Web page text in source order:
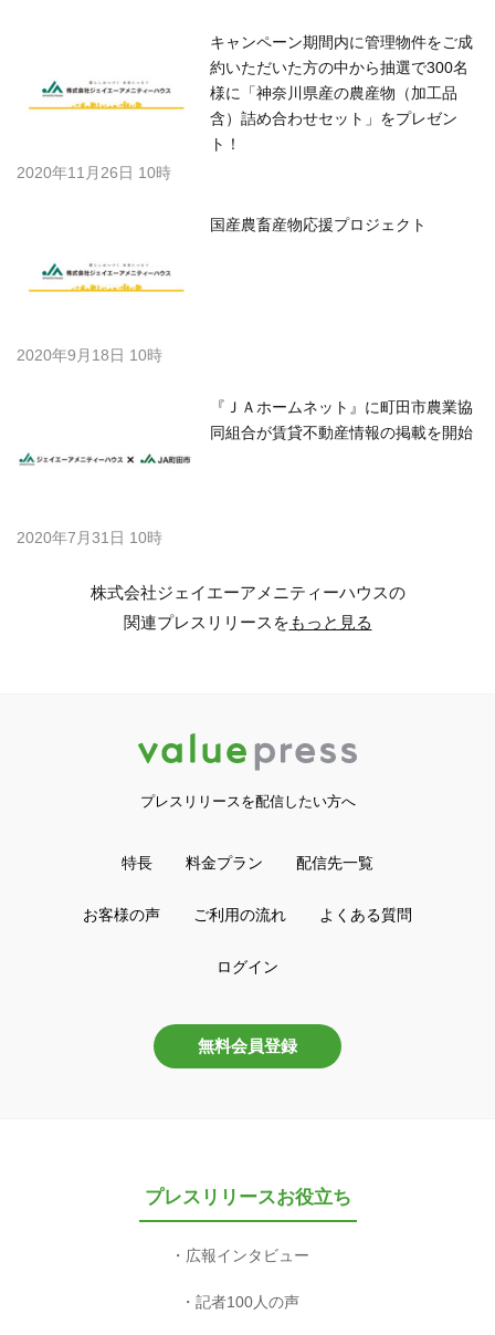
キャンペーン期間内に管理物件をご成
約いただいた方の中から抽選で300名
様に「神奈川県産の農産物（加工品
含）詰め合わせセット」をプレゼン
ト！
2020年11月26日 10時
国産農畜産物応援プロジェクト
2020年9月18日 10時
『ＪＡホームネット』に町田市農業協
同組合が賃貸不動産情報の掲載を開始
2020年7月31日 10時
株式会社ジェイエーアメニティーハウスの
関連プレスリリースをもっと見る
プレスリリースを配信したい方へ
特長 料金プラン 配信先一覧
お客様の声 ご利用の流れ よくある質問
ログイン
無料会員登録
プレスリリースお役立ち
広報インタビュー
記者100人の声